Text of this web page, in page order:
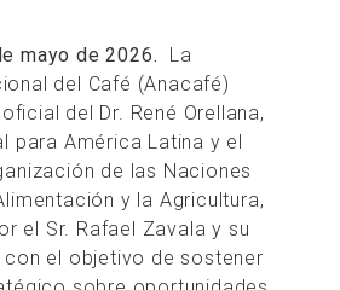
mayo de 2026. La
del Café (Anacafé)
del Dr. René Orellana,
para América Latina y el
de las Naciones
y la Agricultura,
el Sr. Rafael Zavala y su
el objetivo de sostener